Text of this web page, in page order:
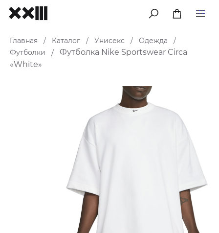
меню
Главная / Каталог / Унисекс / Одежда
/
Футболки
/
Футболка Nike Sportswear Circa
«White»